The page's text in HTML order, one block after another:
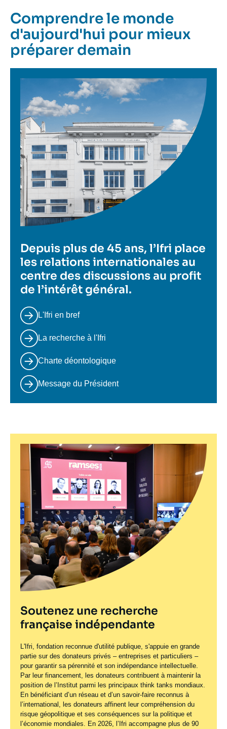
Comprendre le monde
d'aujourd'hui pour mieux
préparer demain
Image
Depuis plus de 45 ans, l’Ifri place
les relations internationales au
centre des discussions au profit
de l’intérêt général.
L'Ifri en bref
La recherche à l'Ifri
Charte déontologique
Message du Président
Soutenez une recherche
française indépendante
L'Ifri, fondation reconnue d'utilité publique, s'appuie en grande
partie sur des donateurs privés – entreprises et particuliers –
pour garantir sa pérennité et son indépendance intellectuelle.
Par leur financement, les donateurs contribuent à maintenir la
position de l’Institut parmi les principaux think tanks mondiaux.
En bénéficiant d’un réseau et d’un savoir-faire reconnus à
l’international, les donateurs affinent leur compréhension du
risque géopolitique et ses conséquences sur la politique et
l’économie mondiales. En 2026, l’Ifri accompagne plus de 90